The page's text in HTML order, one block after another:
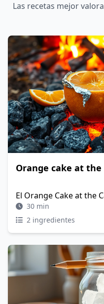
Las recetas mejor
Orange cake at
El Orange Cake at the
30 min
2 ingredientes